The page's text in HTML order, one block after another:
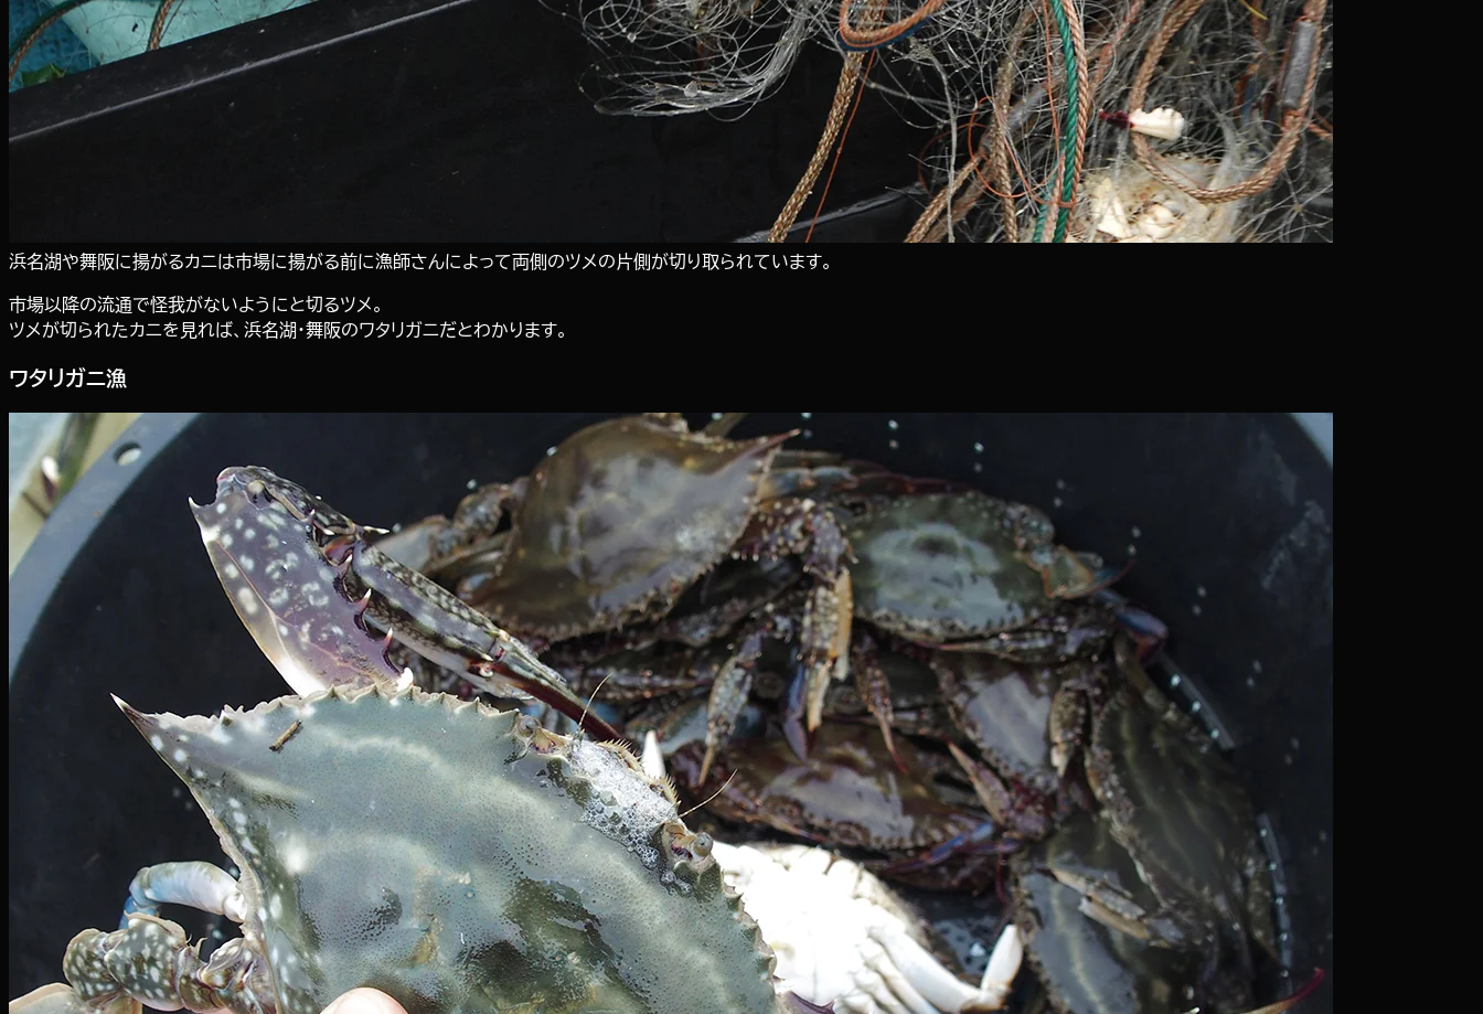
浜名湖や舞阪に揚がるカニは市場に揚がる前に漁師さんによって両側のツメの片側が切り取られています。
市場以降の流通で怪我がないようにと切るツメ。
ツメが切られたカニを見れば、浜名湖・舞阪のワタリガニだとわかります。
ワタリガニ漁